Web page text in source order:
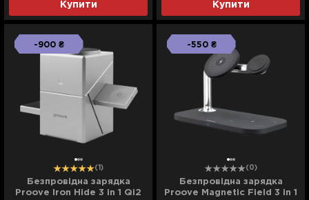
Купити Купити
-900 ₴
(1)
Безпровідна зарядка
Proove Iron Hide 3 in 1 Qi2
-550 ₴
(0)
Безпровідна зарядка
Proove Magnetic Field 3 in 1